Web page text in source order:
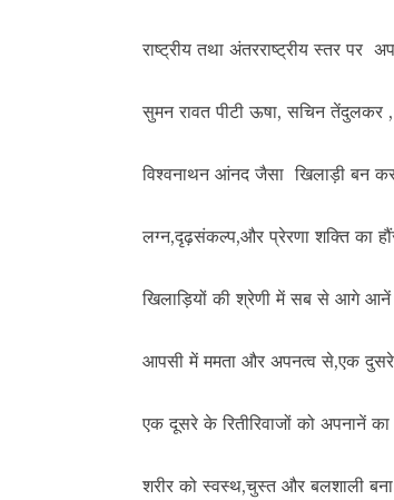
राष्ट्रीय तथा अंतरराष्ट्रीय स्तर
सुमन रावत पीटी ऊषा, सचिन तेंदुलकर ,
विश्वनाथन आंनद जैसा खिलाड़ी बन
लग्न,दृढ़संकल्प,और प्रेरणा शक्ति का
खिलाड़ियों की श्रेणी में सब से आगे
आपसी में ममता और अपनत्व से,एक
एक दूसरे के रितीरिवाजों को अपनानें
शरीर को स्वस्थ,चुस्त और बलशाली